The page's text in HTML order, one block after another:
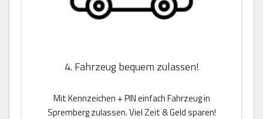
4. Fahrzeug bequem zulassen!
Mit Kennzeichen + PIN einfach Fahrzeug in
Spremberg zulassen. Viel Zeit & Geld sparen!